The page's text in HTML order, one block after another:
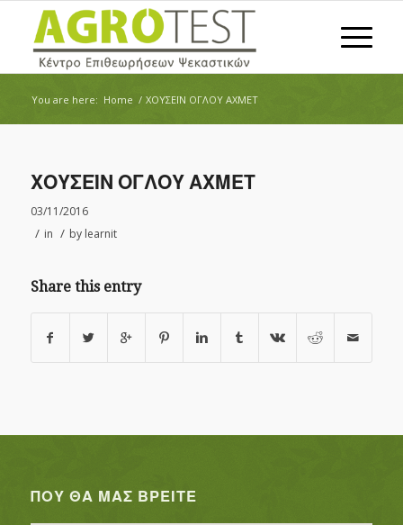
You are here: Home / ΧΟΥΣΕΪΝ ΟΓΛΟΥ ΑΧΜΕΤ
ΧΟΥΣΕΪΝ ΟΓΛΟΥ ΑΧΜΕΤ
03/11/2016
/ in / by learnit
Share this entry
ΠΟΥ ΘΑ ΜΑΣ ΒΡΕΊΤΕ